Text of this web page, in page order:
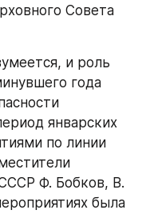
Совета
и роль
года
январских
по линии
Ф. Бобков, В.
была